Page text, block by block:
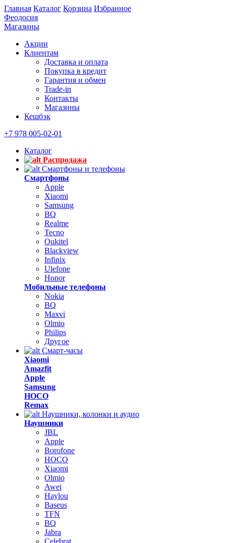
Главная Каталог Корзина Избранное
Феодосия
Магазины
Акции
Клиентам
Доставка и оплата
Покупка в кредит
Гарантия и обмен
Trade-in
Контакты
Магазины
Кешбэк
+7 978 005-02-01
Каталог
Распродажа
Смартфоны и телефоны
Смартфоны
Apple
Xiaomi
Samsung
BQ
Realme
Tecno
Oukitel
Blackview
Infinix
Ulefone
Honor
Мобильные телефоны
Nokia
BQ
Maxvi
Olmio
Philips
Другое
Смарт-часы
Xiaomi
Amazfit
Apple
Samsung
HOCO
Remax
Наушники, колонки и аудио
Наушники
JBL
Apple
Borofone
HOCO
Xiaomi
Olmio
Awei
Haylou
Baseus
TFN
BQ
Jabra
Celebrat